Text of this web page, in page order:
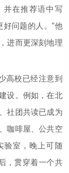
并在推荐语中写
好问题的人。”他
进而更深刻地理
校已经注意到
设。例如，在北
社团共读已成为
咖啡屋、公共空
验室，晚上可随
，贯穿着一个共